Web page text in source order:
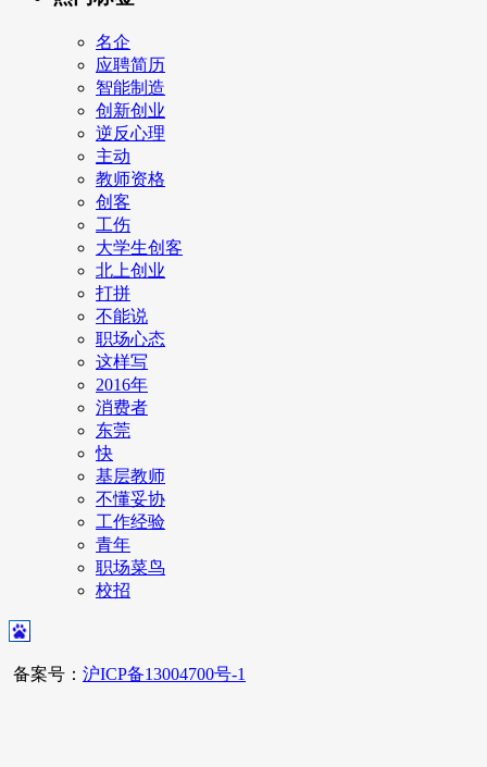
名企
应聘简历
智能制造
创新创业
逆反心理
主动
教师资格
创客
工伤
大学生创客
北上创业
打拼
不能说
职场心态
这样写
2016年
消费者
东莞
快
基层教师
不懂妥协
工作经验
青年
职场菜鸟
校招
备案号： 沪ICP备13004700号-1